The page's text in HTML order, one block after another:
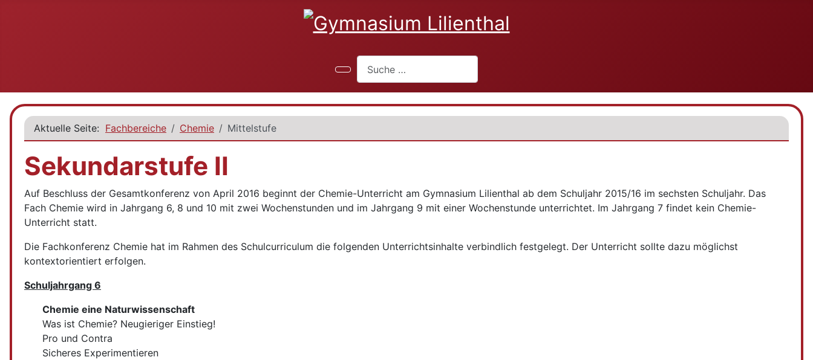
Aktuelle Seite: Fachbereiche Chemie Mittelstufe
Sekundarstufe II
Auf Beschluss der Gesamtkonferenz von April 2016 beginnt der Chemie-Unterricht am Gymnasium Lilienthal ab dem Schuljahr 2015/16 im sechsten Schuljahr. Das
Fach Chemie wird in Jahrgang 6, 8 und 10 mit zwei Wochenstunden und im Jahrgang 9 mit einer Wochenstunde unterrichtet. Im Jahrgang 7 findet kein Chemie-
Unterricht statt.
Die Fachkonferenz Chemie hat im Rahmen des Schulcurriculum die folgenden Unterrichtsinhalte verbindlich festgelegt. Der Unterricht sollte dazu möglichst
kontextorientiert erfolgen.
Schuljahrgang 6
Chemie eine Naturwissenschaft
Was ist Chemie? Neugieriger Einstieg!
Pro und Contra
Sicheres Experimentieren